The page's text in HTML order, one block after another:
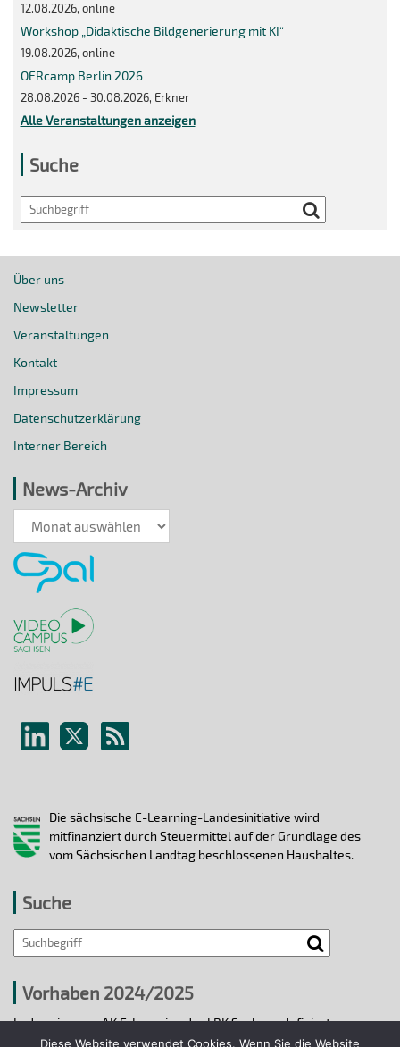
12.08.2026, online
Workshop „Didaktische Bildgenerierung mit KI“
19.08.2026, online
OERcamp Berlin 2026
28.08.2026 - 30.08.2026, Erkner
Alle Veranstaltungen anzeigen
Suche
Search
Über uns
Newsletter
Veranstaltungen
Kontakt
Impressum
Datenschutzerklärung
Interner Bereich
News-Archiv
News-
Archiv
Die sächsische E-Learning-Landesinitiative wird
mitfinanziert durch Steuermittel auf der Grundlage des
vom Sächsischen Landtag beschlossenen Haushaltes.
Suche
Vorhaben 2024/2025
In den vier vom AK E-Learning der LRK Sachsen definierten
strategischen Handlungsfeldern 2024/25 wurden bis 31.12.2025
Diese Website verwendet Cookies. Wenn Sie die Website